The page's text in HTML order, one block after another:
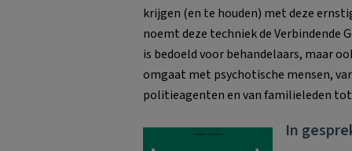
krijgen (en te houden) met deze
noemt deze techniek de Verbindende
is bedoeld voor behandelaars, maar
omgaat met psychotische mensen,
politieagenten en van familieleden
In